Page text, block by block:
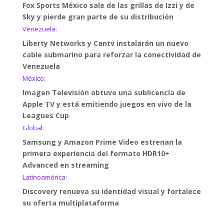
Fox Sports México sale de las grillas de Izzi y de
Sky y pierde gran parte de su distribución
Venezuela:
Liberty Networks y Cantv instalarán un nuevo
cable submarino para reforzar la conectividad de
Venezuela
México:
Imagen Televisión obtuvo una sublicencia de
Apple TV y está emitiendo juegos en vivo de la
Leagues Cup
Global:
Samsung y Amazon Prime Video estrenan la
primera experiencia del formato HDR10+
Advanced en streaming
Latinoamérica:
Discovery renueva su identidad visual y fortalece
su oferta multiplataforma